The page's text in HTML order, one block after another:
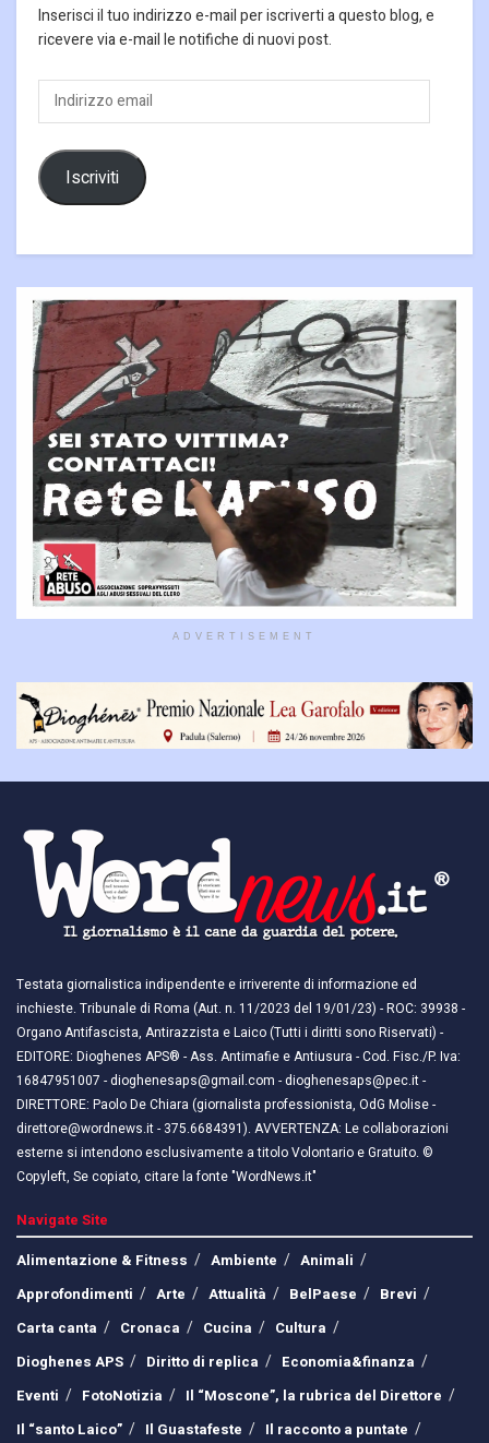
Inserisci il tuo indirizzo e-mail per iscriverti a questo blog, e
ricevere via e-mail le notifiche di nuovi post.
Indirizzo
email
Iscriviti
ADVERTISEMENT
Testata giornalistica indipendente e irriverente di informazione ed
inchieste. Tribunale di Roma (Aut. n. 11/2023 del 19/01/23) - ROC: 39938 -
Organo Antifascista, Antirazzista e Laico (Tutti i diritti sono Riservati) -
EDITORE: Dioghenes APS® - Ass. Antimafie e Antiusura - Cod. Fisc./P. Iva:
16847951007 - dioghenesaps@gmail.com - dioghenesaps@pec.it - ​​
DIRETTORE: Paolo De Chiara (giornalista professionista, OdG Molise -
direttore@wordnews.it - ​​375.6684391). AVVERTENZA: Le collaborazioni
esterne si intendono esclusivamente a titolo Volontario e Gratuito. ©
Copyleft, Se copiato, citare la fonte "WordNews.it"
Navigate Site
Alimentazione & Fitness
Ambiente
Animali
Approfondimenti
Arte Attualità BelPaese
Brevi
Carta canta
Cronaca Cucina
Cultura
Dioghenes APS
Diritto di replica
Economia&finanza
Eventi
FotoNotizia
Il “Moscone”, la rubrica del Direttore
Il “santo Laico”
Il Guastafeste
Il racconto a puntate